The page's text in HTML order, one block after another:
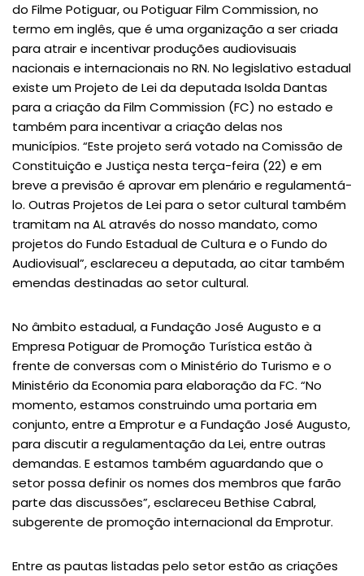
do Filme Potiguar, ou Potiguar Film Commission, no
termo em inglês, que é uma organização a ser criada
para atrair e incentivar produções audiovisuais
nacionais e internacionais no RN. No legislativo estadual
existe um Projeto de Lei da deputada Isolda Dantas
para a criação da Film Commission (FC) no estado e
também para incentivar a criação delas nos
municípios. “Este projeto será votado na Comissão de
Constituição e Justiça nesta terça-feira (22) e em
breve a previsão é aprovar em plenário e regulamentá-
lo. Outras Projetos de Lei para o setor cultural também
tramitam na AL através do nosso mandato, como
projetos do Fundo Estadual de Cultura e o Fundo do
Audiovisual”, esclareceu a deputada, ao citar também
emendas destinadas ao setor cultural.
No âmbito estadual, a Fundação José Augusto e a
Empresa Potiguar de Promoção Turística estão à
frente de conversas com o Ministério do Turismo e o
Ministério da Economia para elaboração da FC. “No
momento, estamos construindo uma portaria em
conjunto, entre a Emprotur e a Fundação José Augusto,
para discutir a regulamentação da Lei, entre outras
demandas. E estamos também aguardando que o
setor possa definir os nomes dos membros que farão
parte das discussões”, esclareceu Bethise Cabral,
subgerente de promoção internacional da Emprotur.
Entre as pautas listadas pelo setor estão as criações